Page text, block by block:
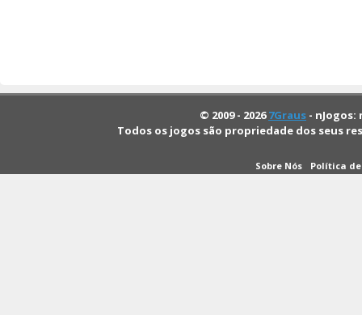
© 2009 - 20267Graus -
Todos os jogos são propriedade dos seus
Sobre Nós Política